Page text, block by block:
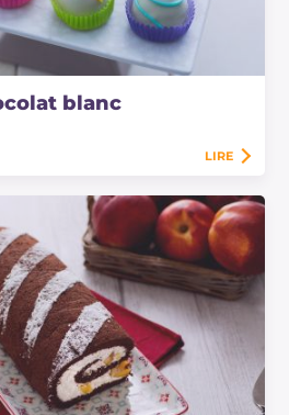
blanc
LIRE